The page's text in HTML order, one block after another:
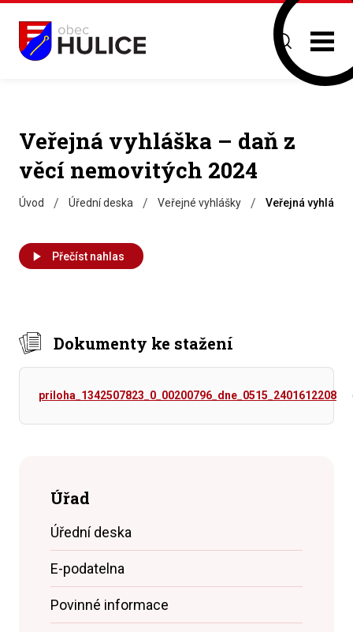
Veřejná vyhláška – daň z
věcí nemovitých 2024
Úvod / Úřední deska / Veřejné vyhlášky / Veřejná
Přečíst nahlas
Dokumenty ke stažení
priloha_1342507823_0_00200796_dne_0515_2401612208
Úřad
Úřední deska
E-podatelna
Povinné informace